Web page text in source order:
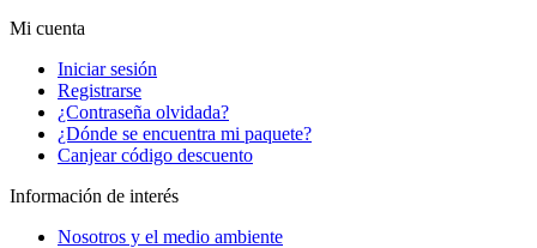
Mi cuenta
Iniciar sesión
Registrarse
¿Contraseña olvidada?
¿Dónde se encuentra mi paquete?
Canjear código descuento
Información de interés
Nosotros y el medio ambiente